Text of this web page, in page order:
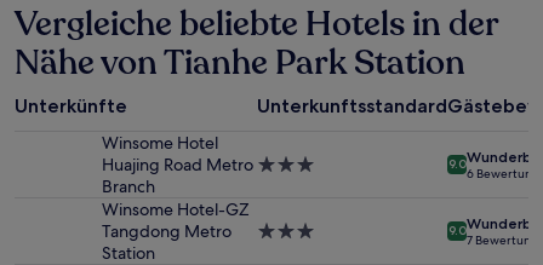
den
letzten
24 Stunden
für
einen
1 Übernachtung
2 Erwachsenen
gefunden
Vergleiche beliebte Hotels in der
Nähe von Tianhe Park Station
Unterkünfte Unterkunftsstandard
Winsome Hotel
Huajing Road Metro
Branch
3.0-
9.0
6
Winsome Hotel-GZ
Tangdong Metro
Station
3.0-
9.0
7